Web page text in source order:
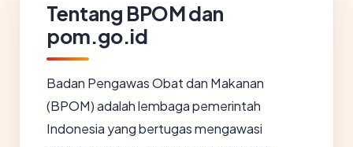
Tentang BPOM dan
pom.go.id
Badan Pengawas Obat dan Makanan
(BPOM) adalah lembaga pemerintah
Indonesia yang bertugas mengawasi